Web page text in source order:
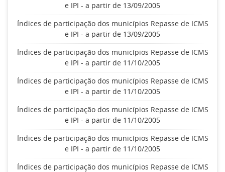
e IPI - a partir de 13/09/2005
Índices de participação dos municípios Repasse de ICMS
e IPI - a partir de 13/09/2005
Índices de participação dos municípios Repasse de ICMS
e IPI - a partir de 11/10/2005
Índices de participação dos municípios Repasse de ICMS
e IPI - a partir de 11/10/2005
Índices de participação dos municípios Repasse de ICMS
e IPI - a partir de 11/10/2005
Índices de participação dos municípios Repasse de ICMS
e IPI - a partir de 11/10/2005
Índices de participação dos municípios Repasse de ICMS